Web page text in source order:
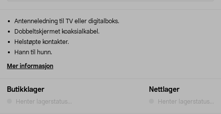
Butikklager
Henter lagerstatus...
Nettlager
Henter lagerstatus...
Antenneledning til TV eller digitalboks.
Dobbeltskjermet koaksialkabel.
Helstøpte kontakter.
Hann til hunn.
Mer informasjon